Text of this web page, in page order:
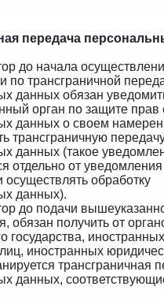
передача
до начала
по трансграничной
данных обязан
орган по защите прав
данных о своем
трансграничную
данных (такое
отдельно от уведомления
обработку
данных).
до подачи
обязан получить от
государства, иностранных
иностранных
трансграничная
данных,